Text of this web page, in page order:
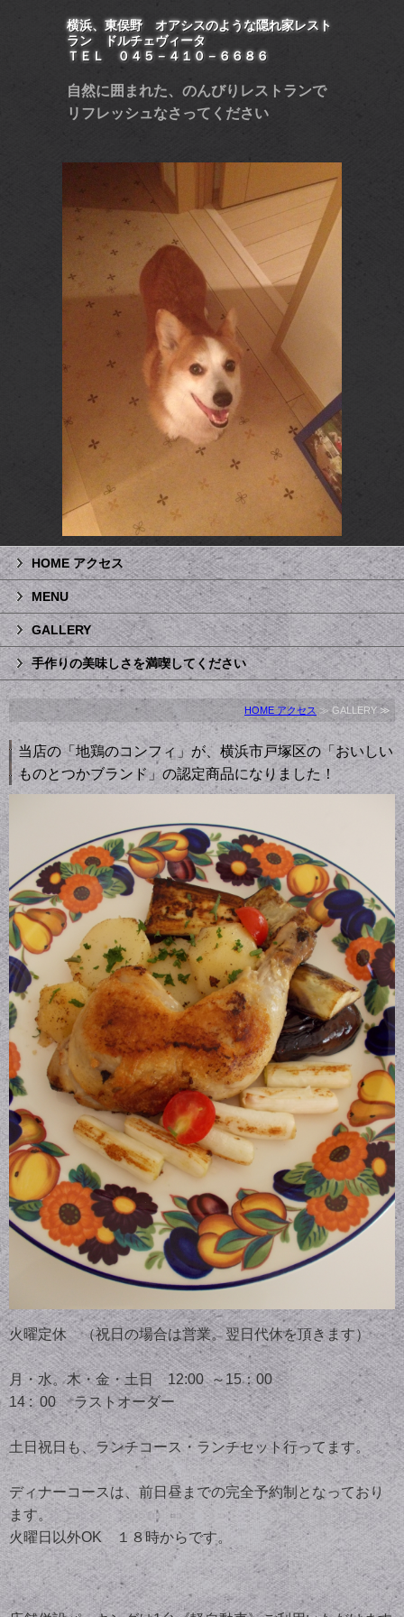
横浜、東俣野 オアシスのような隠れ家レスト
ラン ドルチェヴィータ
ＴＥＬ ０４５－４１０－６６８６
自然に囲まれた、のんびりレストランで
リフレッシュなさってください
HOME アクセス
MENU
GALLERY
手作りの美味しさを満喫してください
HOME アクセス ≫ GALLERY ≫
当店の「地鶏のコンフィ」が、横浜市戸塚区の「おいしい
ものとつかブランド」の認定商品になりました！
火曜定休 （祝日の場合は営業。翌日代休を頂きます）
月・水。木・金・土日 12:00 ～15：00
14 : 00 ラストオーダー
土日祝日も、ランチコース・ランチセット行ってます。
ディナーコースは、前日昼までの完全予約制となっており
ます。
火曜日以外OK １８時からです。